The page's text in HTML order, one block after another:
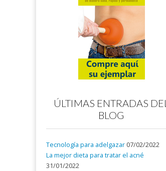
ÚLTIMAS ENTRADAS DEL
BLOG
Tecnología para adelgazar 07/02/2022
La mejor dieta para tratar el acné
31/01/2022